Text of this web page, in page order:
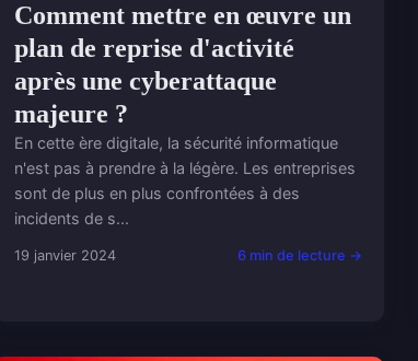
Comment mettre en œuvre un
plan de reprise d'activité
après une cyberattaque
majeure ?
En cette ère digitale, la sécurité informatique
n'est pas à prendre à la légère. Les entreprises
sont de plus en plus confrontées à des
incidents de s...
19 janvier 2024 6 min de lecture →